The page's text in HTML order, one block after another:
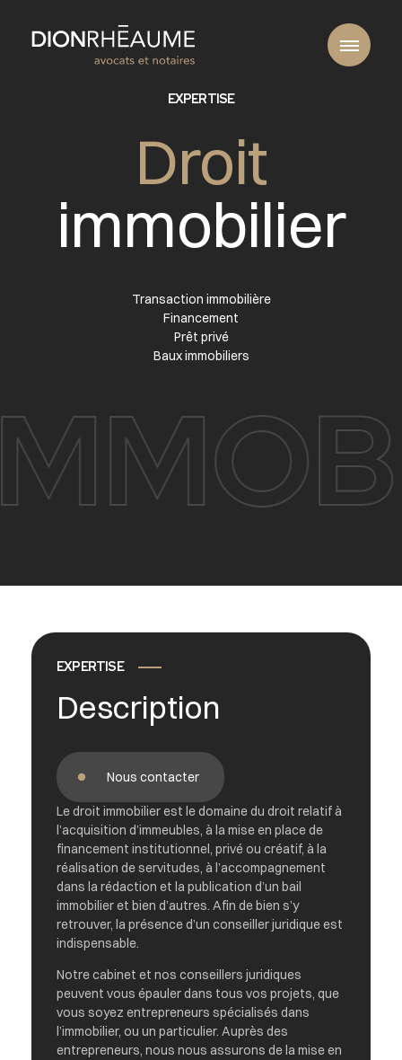
EXPERTISE
Droit
immobilier
Transaction immobilière
Financement
Prêt privé
Baux immobiliers
EXPERTISE
Description
Nous contacter
Le droit immobilier est le domaine du droit relatif à
l’acquisition d’immeubles, à la mise en place de
financement institutionnel, privé ou créatif, à la
réalisation de servitudes, à l’accompagnement
dans la rédaction et la publication d’un bail
immobilier et bien d’autres. Afin de bien s’y
retrouver, la présence d’un conseiller juridique est
indispensable.
Notre cabinet et nos conseillers juridiques
peuvent vous épauler dans tous vos projets, que
vous soyez entrepreneurs spécialisés dans
l’immobilier, ou un particulier. Auprès des
entrepreneurs, nous nous assurons de la mise en